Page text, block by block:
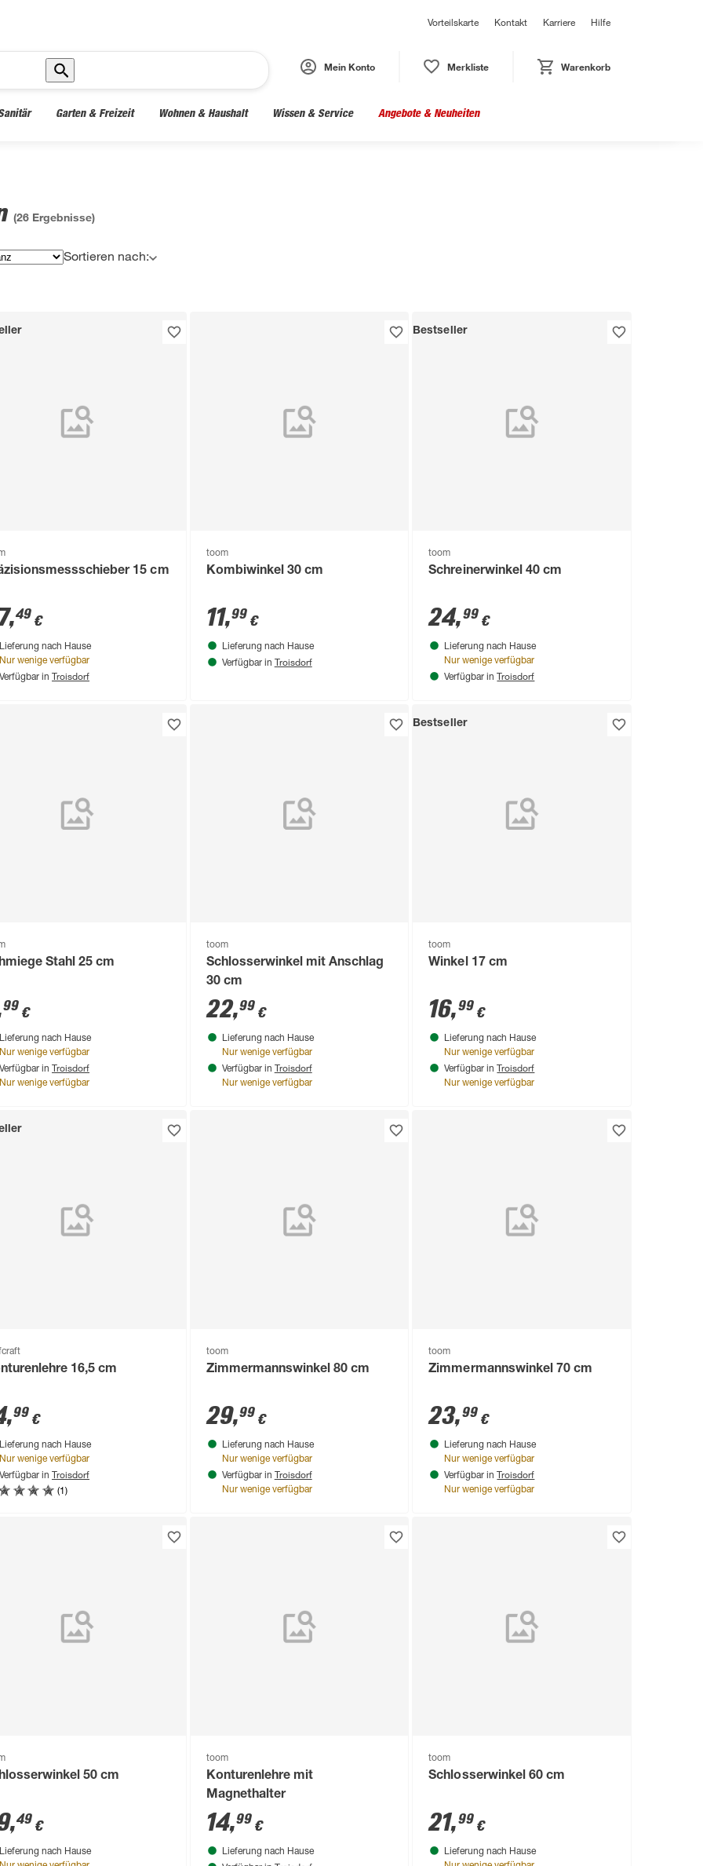
Vorteilskarte Kontakt Karriere Hilfe
Mein Konto Merkliste Warenkorb
Garten & Freizeit Wohnen & Haushalt Wissen & Service Angebote & Neuheiten
(26 Ergebnisse)
Sortieren nach:
15 cm
,49 €
Lieferung nach Hause
Nur wenige verfügbar
Verfügbar in Troisdorf
toom
Kombiwinkel 30 cm
11,99€
Lieferung nach Hause
Verfügbar in Troisdorf
Bestseller
toom
Schreinerwinkel 40 cm
24,99 €
Lieferung nach Hause
Nur wenige verfügbar
Verfügbar in Troisdorf
Stahl 25 cm
99 €
Lieferung nach Hause
Nur wenige verfügbar
Verfügbar in Troisdorf
Nur wenige verfügbar
toom
Schlosserwinkel mit Anschlag
30 cm
22,99€
Lieferung nach Hause
Nur wenige verfügbar
Verfügbar in Troisdorf
Nur wenige verfügbar
Bestseller
toom
Winkel 17 cm
16,99 €
Lieferung nach Hause
Nur wenige verfügbar
Verfügbar in Troisdorf
Nur wenige verfügbar
16,5 cm
,99 €
Lieferung nach Hause
Nur wenige verfügbar
Verfügbar in Troisdorf
(1)
toom
Zimmermannswinkel 80 cm
29,99€
Lieferung nach Hause
Nur wenige verfügbar
Verfügbar in Troisdorf
Nur wenige verfügbar
toom
Zimmermannswinkel 70 cm
23,99 €
Lieferung nach Hause
Nur wenige verfügbar
Verfügbar in Troisdorf
Nur wenige verfügbar
50 cm
,49 €
Lieferung nach Hause
toom
Konturenlehre mit
Magnethalter
14,99€
Lieferung nach Hause
toom
Schlosserwinkel 60 cm
21,99 €
Lieferung nach Hause